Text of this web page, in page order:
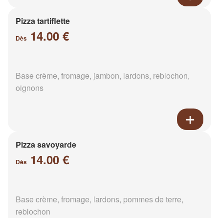
Pizza tartiflette
Dès 14.00 €
Base crème, fromage, jambon, lardons, reblochon,
oignons
Pizza savoyarde
Dès 14.00 €
Base crème, fromage, lardons, pommes de terre,
reblochon